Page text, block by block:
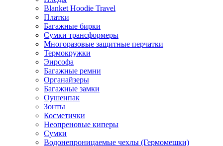
Blanket Hoodie Travel
Платки
Багажные бирки
Сумки трансформеры
Многоразовые защитные перчатки
Термокружки
Эирсофа
Багажные ремни
Органайзеры
Багажные замки
Оушенпак
Зонты
Косметички
Неопреновые киперы
Сумки
Водонепроницаемые чехлы (Гермомешки)